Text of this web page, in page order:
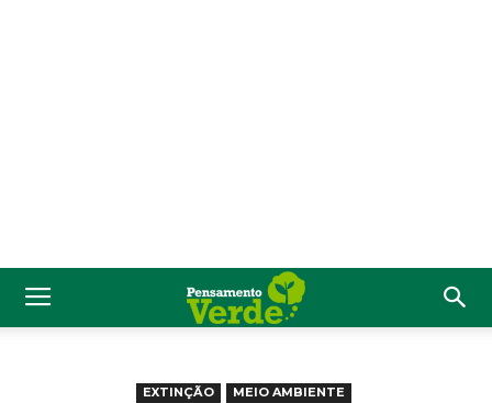
EXTINÇÃO MEIO AMBIENTE